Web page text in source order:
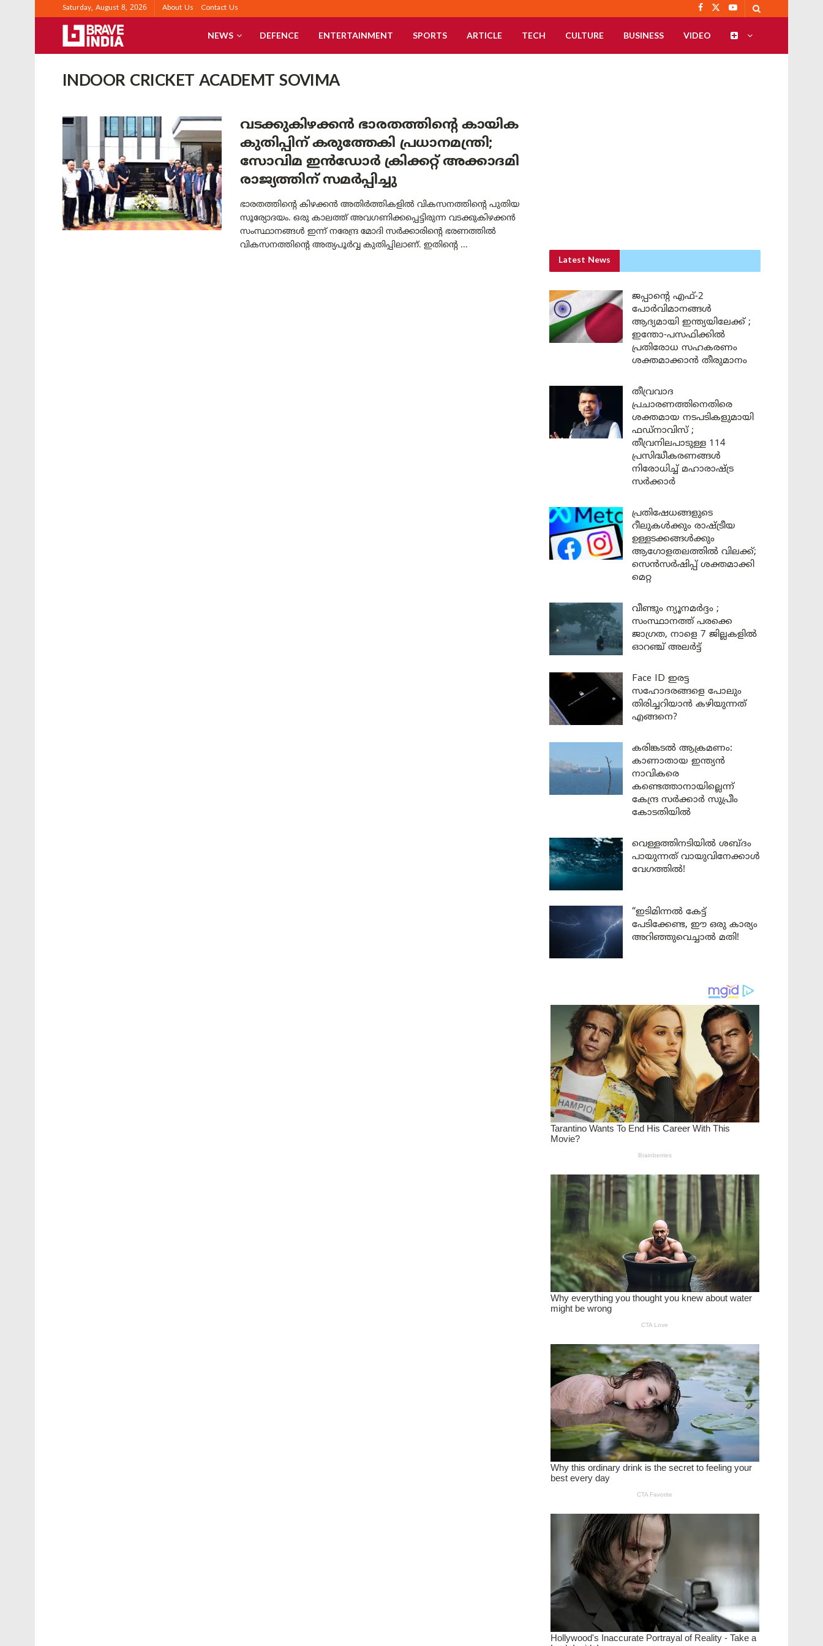
Saturday, August 8, 2026 About Us Contact Us
NEWS DEFENCE ENTERTAINMENT SPORTS ARTICLE TECH CULTURE BUSINESS VIDEO
INDOOR CRICKET ACADEMT SOVIMA
വടക്കുകിഴക്കൻ ഭാരതത്തിന്റെ കായിക
കുതിപ്പിന് കരുത്തേകി പ്രധാനമന്ത്രി;
സോവിമ ഇൻഡോർ ക്രിക്കറ്റ് അക്കാദമി
രാജ്യത്തിന് സമർപ്പിച്ചു
ഭാരതത്തിന്റെ കിഴക്കൻ അതിർത്തികളിൽ വികസനത്തിന്റെ പുതിയ
സൂര്യോദയം. ഒരു കാലത്ത് അവഗണിക്കപ്പെട്ടിരുന്ന വടക്കുകിഴക്കൻ
സംസ്ഥാനങ്ങൾ ഇന്ന് നരേന്ദ്ര മോദി സർക്കാരിന്റെ ഭരണത്തിൽ
വികസനത്തിന്റെ അത്യപൂർവ്വ കുതിപ്പിലാണ്. ഇതിന്റെ ...
Latest News
ജപ്പാന്റെ എഫ്-2
പോർവിമാനങ്ങൾ
ആദ്യമായി ഇന്ത്യയിലേക്ക് ;
ഇന്തോ-പസഫിക്കിൽ
പ്രതിരോധ സഹകരണം
ശക്തമാക്കാൻ തീരുമാനം
തീവ്രവാദ
പ്രചാരണത്തിനെതിരെ
ശക്തമായ നടപടികളുമായി
ഫഡ്നാവിസ് ;
തീവ്രനിലപാടുള്ള 114
പ്രസിദ്ധീകരണങ്ങൾ
നിരോധിച്ച് മഹാരാഷ്ട്ര
സർക്കാർ
പ്രതിഷേധങ്ങളുടെ
റീലുകൾക്കും രാഷ്ട്രീയ
ഉള്ളടക്കങ്ങൾക്കും
ആഗോളതലത്തിൽ വിലക്ക്;
സെൻസർഷിപ്പ് ശക്തമാക്കി
മെറ്റ
വീണ്ടും ന്യൂനമർദ്ദം ;
സംസ്ഥാനത്ത് പരക്കെ
ജാഗ്രത, നാളെ 7 ജില്ലകളിൽ
ഓറഞ്ച് അലർട്ട്
Face ID ഇരട്ട
സഹോദരങ്ങളെ പോലും
തിരിച്ചറിയാൻ കഴിയുന്നത്
എങ്ങനെ?
കരിങ്കടൽ ആക്രമണം:
കാണാതായ ഇന്ത്യൻ
നാവികരെ
കണ്ടെത്താനായില്ലെന്ന്
കേന്ദ്ര സർക്കാർ സുപ്രീം
കോടതിയിൽ
വെള്ളത്തിനടിയിൽ ശബ്ദം
പായുന്നത് വായുവിനേക്കാൾ
വേഗത്തിൽ!
“ഇടിമിന്നൽ കേട്ട്
പേടിക്കേണ്ട, ഈ ഒരു കാര്യം
അറിഞ്ഞുവെച്ചാൽ മതി!